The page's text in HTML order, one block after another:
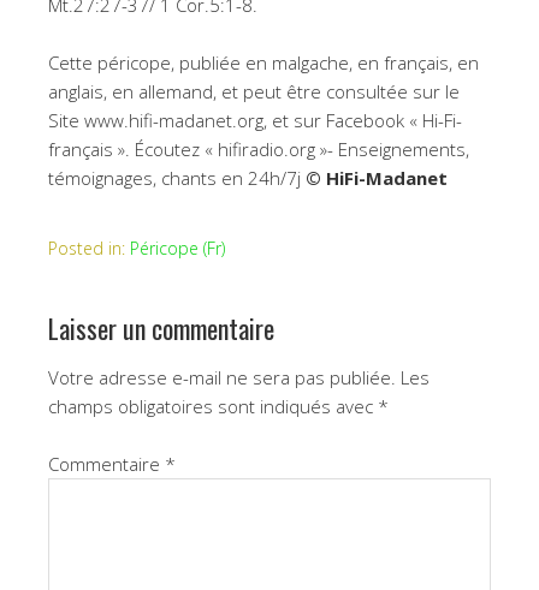
Mt.27:27-37/ 1 Cor.5:1-8.
Cette péricope, publiée en malgache, en français, en
anglais, en allemand, et peut être consultée sur le
Site www.hifi-madanet.org, et sur Facebook « Hi-Fi-
français ». Écoutez « hifiradio.org »- Enseignements,
témoignages, chants en 24h/7j © HiFi-Madanet
Posted in: Péricope (Fr)
Laisser un commentaire
Votre adresse e-mail ne sera pas publiée. Les
champs obligatoires sont indiqués avec *
Commentaire *